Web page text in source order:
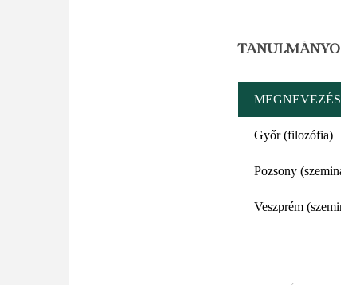
MEGNEVEZÉS
Győr (filozófia)
Pozsony
Veszprém